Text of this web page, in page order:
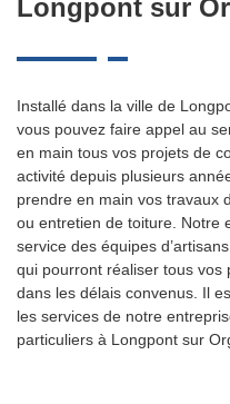
Longpont sur
Installé dans la ville de
vous pouvez faire appel au
en main tous vos projets de
activité depuis plusieurs
prendre en main vos travaux
ou entretien de toiture. Notre
service des équipes
qui pourront réaliser tous vos
dans les délais convenus. Il
les services de notre
particuliers à Longpont sur